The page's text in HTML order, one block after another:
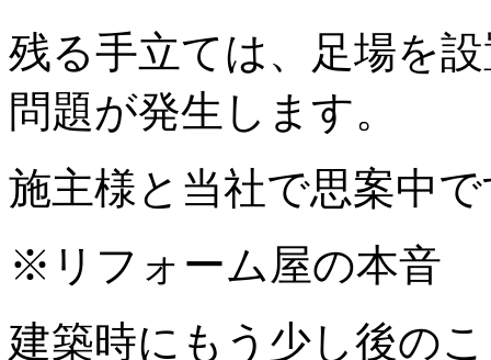
残る手立ては、足場を
問題が発生します。
施主様と当社で思案中
※リフォーム屋の本音
建築時にもう少し後の